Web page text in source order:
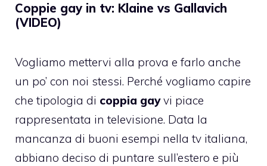
Coppie gay in tv: Klaine vs Gallavich
(VIDEO)
Vogliamo mettervi alla prova e farlo anche
un po’ con noi stessi. Perché vogliamo capire
che tipologia di coppia gayvi piace
rappresentata in televisione. Data la
mancanza di buoni esempi nella tv italiana,
abbiano deciso di puntare sull’estero e più